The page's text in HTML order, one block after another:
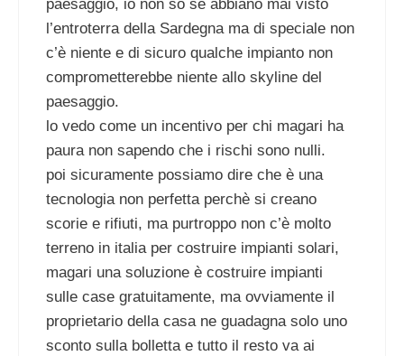
paesaggio, io non so se abbiano mai visto
l’entroterra della Sardegna ma di speciale non
c’è niente e di sicuro qualche impianto non
comprometterebbe niente allo skyline del
paesaggio.
lo vedo come un incentivo per chi magari ha
paura non sapendo che i rischi sono nulli.
poi sicuramente possiamo dire che è una
tecnologia non perfetta perchè si creano
scorie e rifiuti, ma purtroppo non c’è molto
terreno in italia per costruire impianti solari,
magari una soluzione è costruire impianti
sulle case gratuitamente, ma ovviamente il
proprietario della casa ne guadagna solo uno
sconto sulla bolletta e tutto il resto va ai